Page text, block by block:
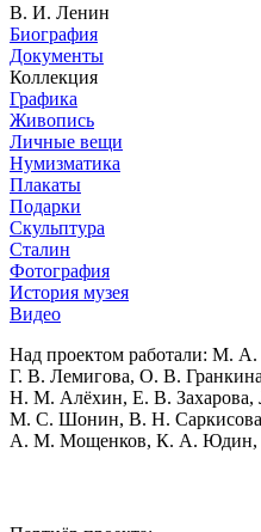
В. И. Ленин
Биография
Документы
Коллекция
Графика
Живопись
Личные вещи
Нумизматика
Плакаты
Подарки
Скульптура
Сталин
Фотография
История музея
Видео
Над проектом работали: М. А.
Г. В. Лемигова, О. В.
Н. М. Алёхин, Е. В.
М. С. Шонин, В. Н.
А. М. Мощенков, К. А. Юдин,